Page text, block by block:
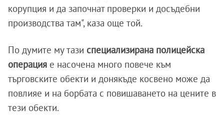
корупция и да започнат проверки и досъдебни
производства там", каза още той.
По думите му тази специализирана полицейска
операция е насочена много повече към
търговските обекти и донякъде косвено може да
повлияе и на борбата с повишаването на цените в
тези обекти.